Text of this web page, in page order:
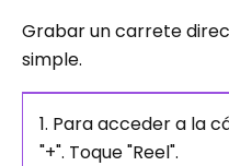
Grabar un carrete
simple.
1. Para acceder a la
"+". Toque "Reel".